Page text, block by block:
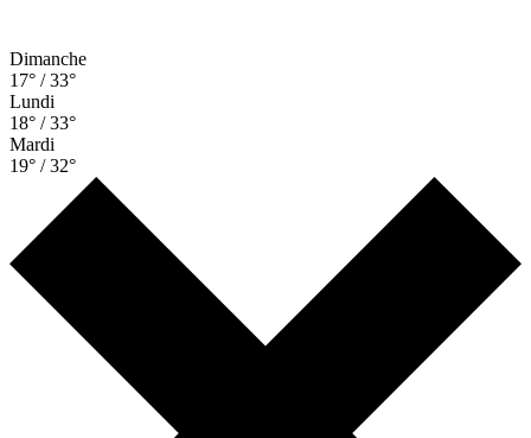
Dimanche
17° / 33°
Lundi
18° / 33°
Mardi
19° / 32°